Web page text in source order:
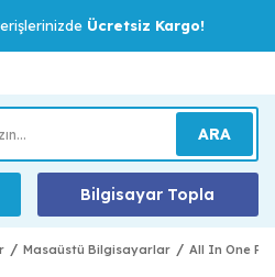
Ücretsiz Kargo!
ARA
Bilgisayar Topla
Masaüstü Bilgisayarlar All In One Pc